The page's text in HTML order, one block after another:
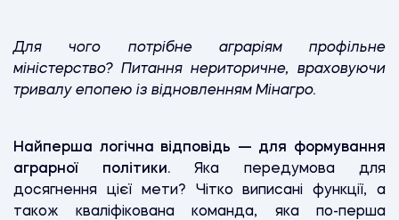
Для чого потрібне аграріям профільне
міністерство? Питання нериторичне, враховуючи
тривалу епопею із відновленням Мінагро.
Найперша логічна відповідь — для формування
аграрної політики. Яка передумова для
досягнення цієї мети? Чітко виписані функції, а
також кваліфікована команда, яка по-перша